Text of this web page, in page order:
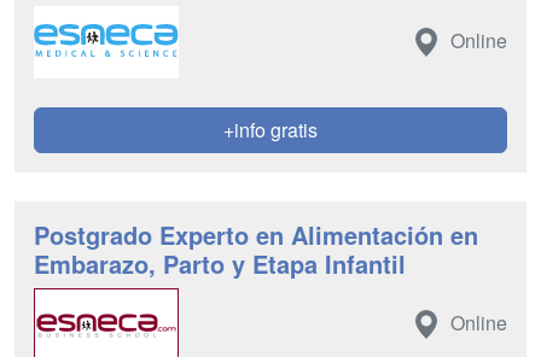
Online
+info gratis
Postgrado Experto en Alimentación en
Embarazo, Parto y Etapa Infantil
Online